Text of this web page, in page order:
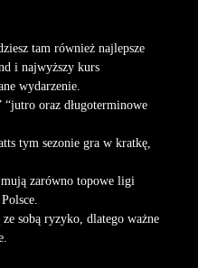
tam również najlepsze
i najwyższy kurs
wydarzenie.
“jutro oraz długoterminowe
tym sezonie gra w kratkę,
zarówno topowe ligi
sobą ryzyko, dlatego ważne